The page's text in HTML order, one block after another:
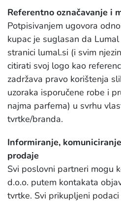
Referentno označavanje i
Potpisivanjem ugovora
kupac je suglasan da
stranici lumal.si (i svim
citirati svoj logo kao
zadržava pravo korištenja
uzoraka isporučene robe i
najma parfema) u svrhu
tvrtke/branda.
Informiranje,
prodaje
Svi poslovni partneri mogu
d.o.o. putem kontakata
tvrtke. Svi prikupljeni